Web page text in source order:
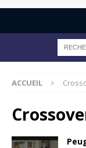
ACCUEIL